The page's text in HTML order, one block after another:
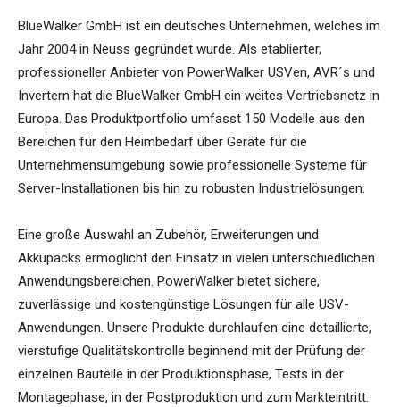
BlueWalker GmbH ist ein deutsches Unternehmen, welches im
Jahr 2004 in Neuss gegründet wurde. Als etablierter,
professioneller Anbieter von PowerWalker USVen, AVR´s und
Invertern hat die BlueWalker GmbH ein weites Vertriebsnetz in
Europa. Das Produktportfolio umfasst 150 Modelle aus den
Bereichen für den Heimbedarf über Geräte für die
Unternehmensumgebung sowie professionelle Systeme für
Server-Installationen bis hin zu robusten Industrielösungen.
Eine große Auswahl an Zubehör, Erweiterungen und
Akkupacks ermöglicht den Einsatz in vielen unterschiedlichen
Anwendungsbereichen. PowerWalker bietet sichere,
zuverlässige und kostengünstige Lösungen für alle USV-
Anwendungen. Unsere Produkte durchlaufen eine detaillierte,
vierstufige Qualitätskontrolle beginnend mit der Prüfung der
einzelnen Bauteile in der Produktionsphase, Tests in der
Montagephase, in der Postproduktion und zum Markteintritt.